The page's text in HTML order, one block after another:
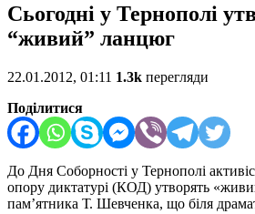
Сьогодні у Тернополі
“живий” ланцюг
22.01.2012, 01:11 1.3k перегляди
Поділитися
До Дня Соборності у Тернополі
опору диктатурі (КОД) утворять
пам’ятника Т. Шевченка, що біля